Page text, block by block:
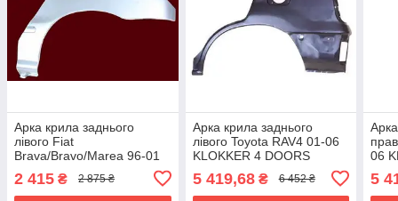
Арка крила заднього
лівого Fiat
Brava/Bravo/Marea 96-01
2 415 ₴ 2 875 ₴
Арка крила заднього
лівого Toyota RAV4 01-06
KLOKKER 4 DOORS
5 419,68₴ 6 452 ₴
06
5